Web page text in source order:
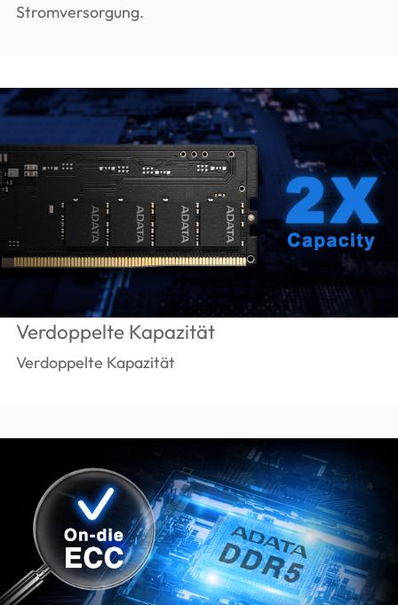
Stromversorgung.
Verdoppelte Kapazität
Verdoppelte Kapazität